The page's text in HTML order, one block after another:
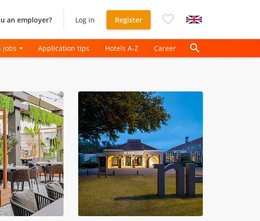
an employer? Log in Register
jobs Application tips Hotels A-Z Career